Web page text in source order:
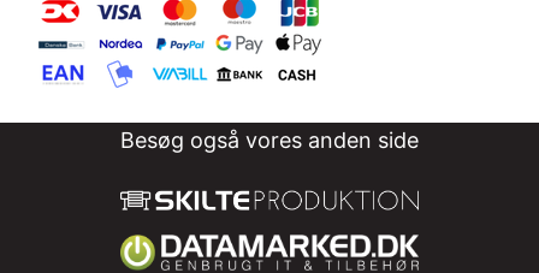
Besøg også vores anden side